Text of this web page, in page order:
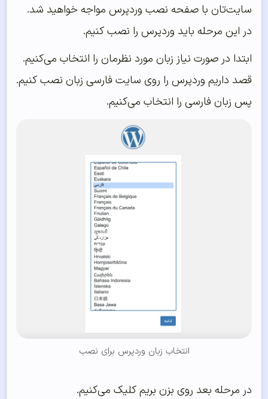
سایت‌تان با صفحه نصب وردپرس مواجه خواهید شد.
در این مرحله باید وردپرس را نصب کنیم.
ابتدا در صورت نیاز زبان مورد نظرمان را انتخاب می‌کنیم.
قصد داریم وردپرس را روی سایت فارسی زبان نصب کنیم.
پس زبان فارسی را انتخاب می‌کنیم.
انتخاب زبان وردپرس برای نصب
در مرحله بعد روی بزن بریم کلیک می‌کنیم.